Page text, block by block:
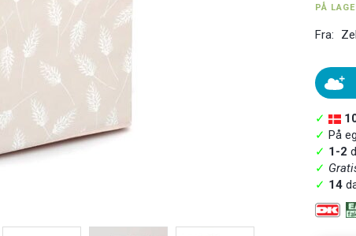
PÅ
Fra:
✓
✓ På
✓ 1-2
✓
✓ 14